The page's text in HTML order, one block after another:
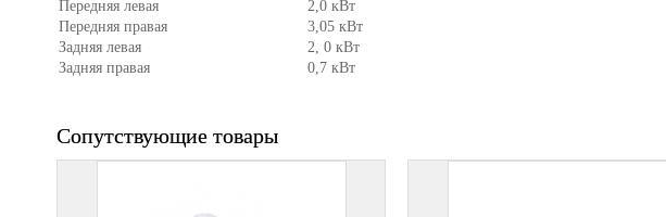
Передняя левая
2,0 кВт
Передняя правая
3,05 кВт
Задняя левая
2, 0 кВт
Задняя правая
0,7 кВт
Сопутствующие товары